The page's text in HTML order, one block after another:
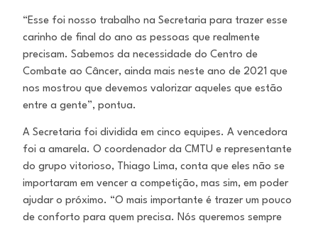
“Esse foi nosso trabalho na Secretaria para trazer esse
carinho de final do ano as pessoas que realmente
precisam. Sabemos da necessidade do Centro de
Combate ao Câncer, ainda mais neste ano de 2021 que
nos mostrou que devemos valorizar aqueles que estão
entre a gente”, pontua.
A Secretaria foi dividida em cinco equipes. A vencedora
foi a amarela. O coordenador da CMTU e representante
do grupo vitorioso, Thiago Lima, conta que eles não se
importaram em vencer a competição, mas sim, em poder
ajudar o próximo. “O mais importante é trazer um pouco
de conforto para quem precisa. Nós queremos sempre